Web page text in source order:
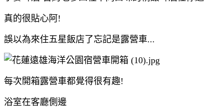
真的很貼心阿!
誤以為來住五星飯店了忘記是露營車...
每次開箱露營車都覺得很有趣!
浴室在客廳側邊